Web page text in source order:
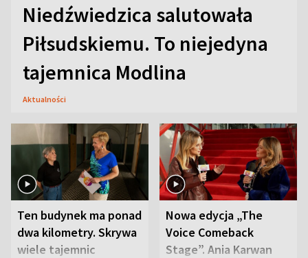
Niedźwiedzica salutowała
Piłsudskiemu. To niejedyna
tajemnica Modlina
Aktualności
Ten budynek ma ponad
dwa kilometry. Skrywa
wiele tajemnic
Nowa edycja „The
Voice Comeback
Stage”. Ania Karwan